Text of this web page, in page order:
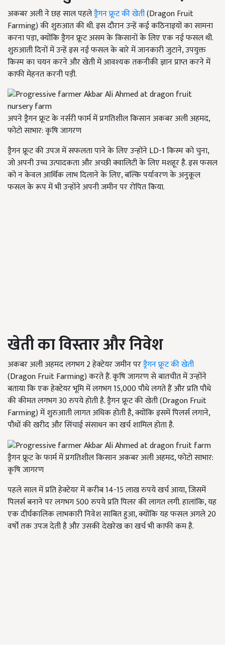
अकबर अली ने छह साल पहलेड्रैगन फ्रूट की खेती(Dragon Fruit
Farming) की शुरुआत की थी. इस दौरान उन्हें कई कठिनाइयों का सामना
करना पड़ा, क्योंकि ड्रैगन फ्रूट असम के किसानों के लिए एक नई फसल थी.
शुरुआती दिनों में उन्हें इस नई फसल के बारे में जानकारी जुटाने, उपयुक्त
किस्म का चयन करने और खेती में आवश्यक तकनीकी ज्ञान प्राप्त करने में
काफी मेहनत करनी पड़ी.
अपने ड्रैगन फ्रूट के नर्सरी फार्म में प्रगतिशील किसान अकबर अली अहमद,
फोटो साभार: कृषि जागरण
ड्रैगन फ्रूट की उपज में सफलता पाने के लिए उन्होंने LD-1 किस्म को चुना,
जो अपनी उच्च उत्पादकता और अच्छी क्वालिटी के लिए मशहूर है. इस फसल
को न केवल आर्थिक लाभ दिलाने के लिए, बल्कि पर्यावरण के अनुकूल
फसल के रूप में भी उन्होंने अपनी जमीन पर रोपित किया.
खेती का विस्तार और निवेश
अकबर अली अहमद लगभग 2 हेक्टेयर जमीन परड्रैगन फ्रूट की खेती
(Dragon Fruit Farming) करते हैं. कृषि जागरण से बातचीत में उन्होंने
बताया कि एक हेक्टेयर भूमि में लगभग 15,000 पौधे लगते हैं और प्रति पौधे
की कीमत लगभग 30 रुपये होती है. ड्रैगन फ्रूट की खेती (Dragon Fruit
Farming) में शुरुआती लागत अधिक होती है, क्योंकि इसमें पिलर्स लगाने,
पौधों की खरीद और सिंचाई संसाधन का खर्च शामिल होता है.
ड्रैगन फ्रूट के फार्म में प्रगतिशील किसान अकबर अली अहमद, फोटो साभार:
कृषि जागरण
पहले साल में प्रति हेक्टेयर में करीब 14-15 लाख रुपये खर्च आया, जिसमें
पिलर्स बनाने पर लगभग 500 रुपये प्रति पिलर की लागत लगी. हालांकि, यह
एक दीर्घकालिक लाभकारी निवेश साबित हुआ, क्योंकि यह फसल अगले 20
वर्षों तक उपज देती है और उसकी देखरेख का खर्च भी काफी कम है.